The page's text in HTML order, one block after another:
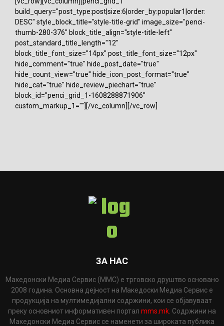
build_query="post_type:post|size:6|order_by:popular1|order:
DESC" style_block_title="style-title-grid" image_size="penci-
thumb-280-376" block_title_align="style-title-left"
post_standard_title_length="12"
block_title_font_size="14px" post_title_font_size="12px"
hide_comment="true" hide_post_date="true"
hide_count_view="true" hide_icon_post_format="true"
hide_cat="true" hide_review_piechart="true"
block_id="penci_grid_1-1608288871906"
custom_markup_1=""][/vc_column][/vc_row]
ЗА НАС
Македонски Медиа Сервис (ММС) е трговско друштво основано
2008 година. Основна дејност на Македоски Медиа Сервис е
продукција на мултимедијални содржини, кои се објавуваат
преку основниот информативен портал mms.mk . Содржини на
Македонски Медиа Сервис се наменети за широката публика